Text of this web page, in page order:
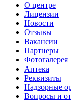
О центре
Лицензии
Новости
Отзывы
Вакансии
Партнеры
Фотогалерея
Аптека
Реквизиты
Надзорные
Вопросы и